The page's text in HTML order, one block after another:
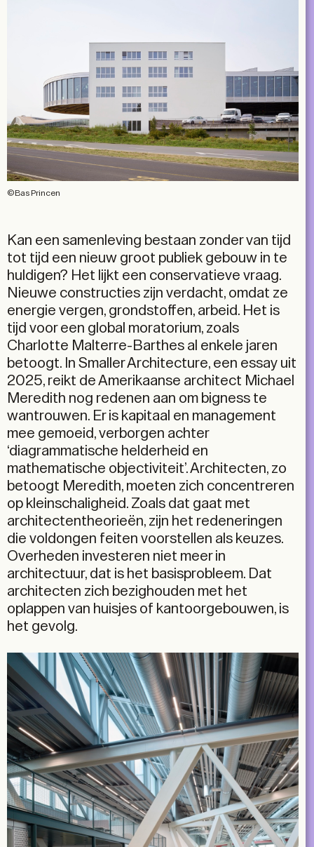
©Bas Princen
Kan een samenleving bestaan zonder van tijd
tot tijd een nieuw groot publiek gebouw in te
huldigen? Het lijkt een conservatieve vraag.
Nieuwe constructies zijn verdacht, omdat ze
energie vergen, grondstoffen, arbeid. Het is
tijd voor een global moratorium, zoals
Charlotte Malterre-Barthes al enkele jaren
betoogt. In Smaller Architecture, een essay uit
2025, reikt de Amerikaanse architect Michael
Meredith nog redenen aan om bigness te
wantrouwen. Er is kapitaal en management
mee gemoeid, verborgen achter
‘diagrammatische helderheid en
mathematische objectiviteit’. Architecten, zo
betoogt Meredith, moeten zich concentreren
op kleinschaligheid. Zoals dat gaat met
architectentheorieën, zijn het redeneringen
die voldongen feiten voorstellen als keuzes.
Overheden investeren niet meer in
architectuur, dat is het basisprobleem. Dat
architecten zich bezighouden met het
oplappen van huisjes of kantoorgebouwen, is
het gevolg.